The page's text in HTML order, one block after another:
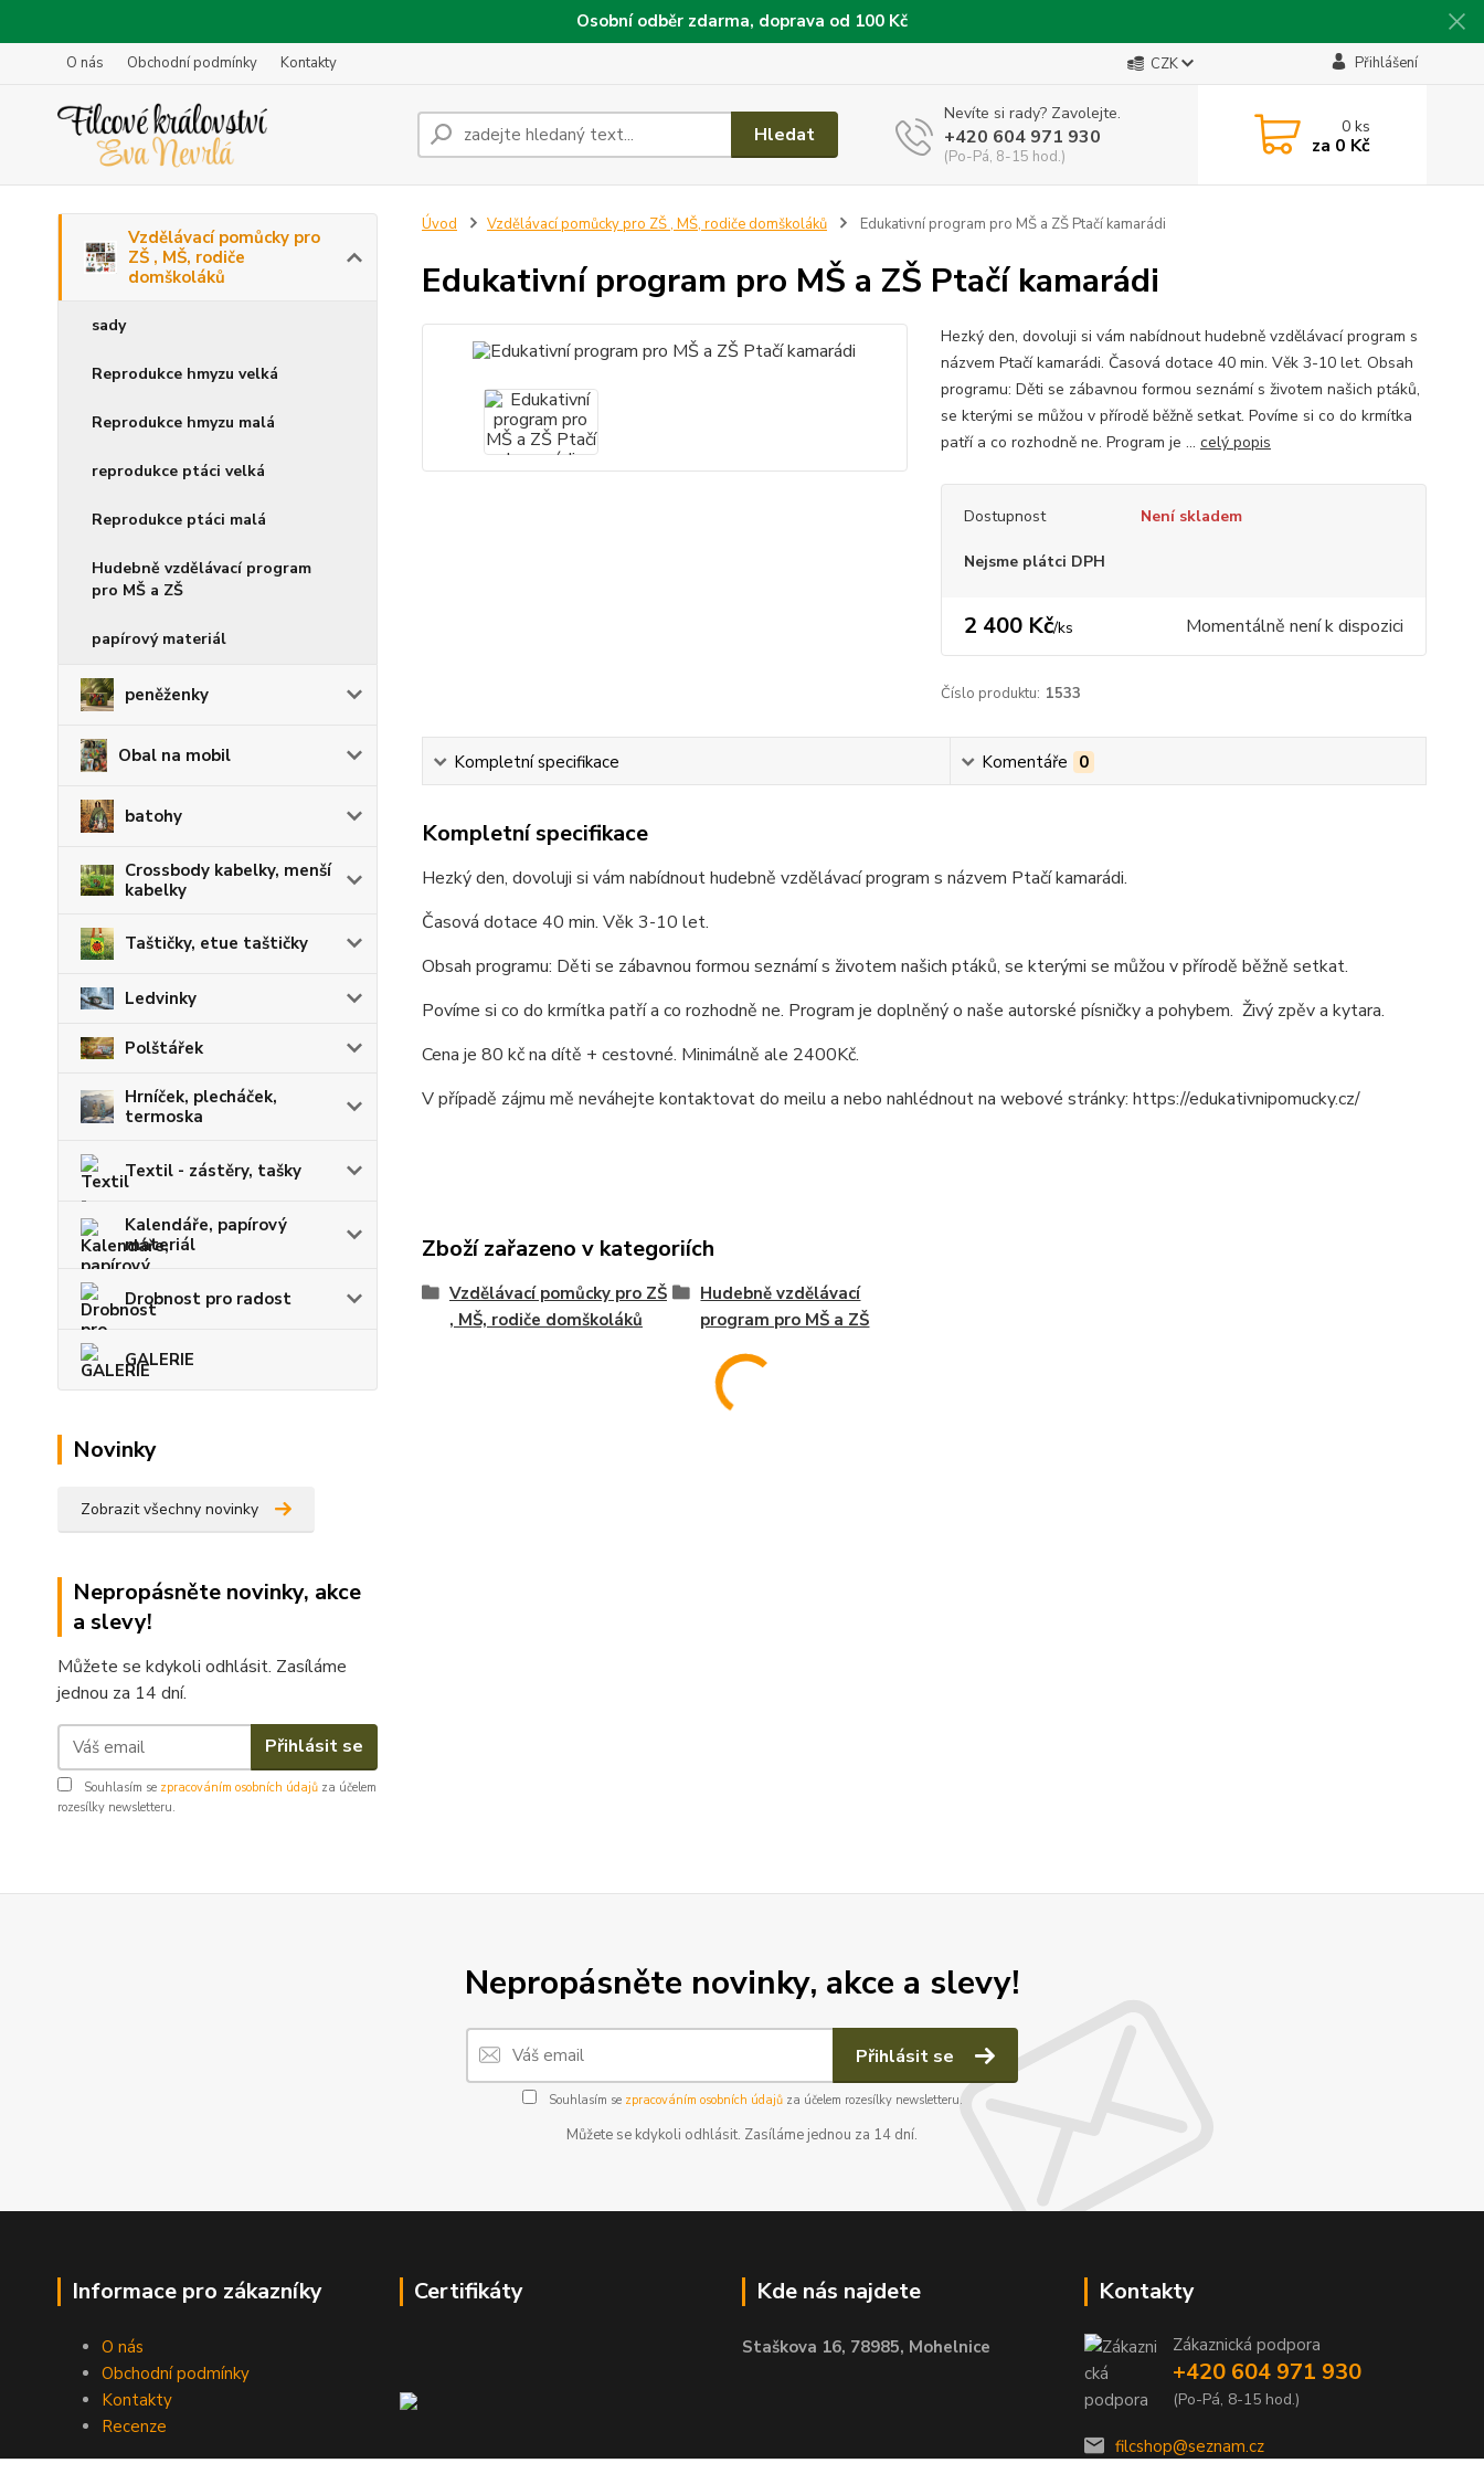
Osobní odběr zdarma, doprava od 100 Kč
O nás Obchodní podmínky Kontakty CZK Přihlášení
Hledat
Nevíte si rady? Zavolejte.
+420 604 971 930
(Po-Pá, 8-15 hod.)
0ks
za 0 Kč
Vzdělávací pomůcky pro
ZŠ , MŠ, rodiče
domškoláků
sady
Reprodukce hmyzu velká
Reprodukce hmyzu malá
reprodukce ptáci velká
Reprodukce ptáci malá
Hudebně vzdělávací program
pro MŠ a ZŠ
papírový materiál
peněženky
Obal na mobil
batohy
Crossbody kabelky, menší
kabelky
Taštičky, etue taštičky
Ledvinky
Polštářek
Hrníček, plecháček,
termoska
Textil - zástěry, tašky
Kalendáře, papírový
materiál
Drobnost pro radost
GALERIE
Novinky
Zobrazit všechny novinky
Nepropásněte novinky, akce
a slevy!
Můžete se kdykoli odhlásit. Zasíláme
jednou za 14 dní.
Přihlásit se
Souhlasím se zpracováním osobních údajů za účelem
rozesílky newsletteru.
Úvod Vzdělávací pomůcky pro ZŠ , MŠ, rodiče domškoláků Edukativní program pro MŠ a ZŠ Ptačí kamarádi
Edukativní program pro MŠ a ZŠ Ptačí kamarádi
Hezký den, dovoluji si vám nabídnout hudebně vzdělávací program s
názvem Ptačí kamarádi. Časová dotace 40 min. Věk 3-10 let. Obsah
programu: Děti se zábavnou formou seznámí s životem našich ptáků,
se kterými se můžou v přírodě běžně setkat. Povíme si co do krmítka
patří a co rozhodně ne. Program je ... celý popis
Dostupnost Není skladem
Nejsme plátci DPH
2 400 Kč/ks Momentálně není k dispozici
Číslo produktu: 1533
Kompletní specifikace Komentáře 0
Kompletní specifikace
Hezký den, dovoluji si vám nabídnout hudebně vzdělávací program s názvem Ptačí kamarádi.
Časová dotace 40 min. Věk 3-10 let.
Obsah programu: Děti se zábavnou formou seznámí s životem našich ptáků, se kterými se můžou v přírodě běžně setkat.
Povíme si co do krmítka patří a co rozhodně ne. Program je doplněný o naše autorské písničky a pohybem. Živý zpěv a kytara.
Cena je 80 kč na dítě + cestovné. Minimálně ale 2400Kč.
V případě zájmu mě neváhejte kontaktovat do meilu a nebo nahlédnout na webové stránky: https://edukativnipomucky.cz/
Zboží zařazeno v kategoriích
Vzdělávací pomůcky pro ZŠ
, MŠ, rodiče domškoláků
Hudebně vzdělávací
program pro MŠ a ZŠ
Nepropásněte novinky, akce a slevy!
Přihlásit se
Souhlasím se zpracováním osobních údajůza účelem rozesílky newsletteru.
Můžete se kdykoli odhlásit. Zasíláme jednou za 14 dní.
Informace pro zákazníky
O nás
Obchodní podmínky
Kontakty
Recenze
Certifikáty Kde nás najdete
Staškova 16, 78985, Mohelnice
Kontakty
Zákaznická podpora
+420 604 971 930
(Po-Pá, 8-15 hod.)
filcshop@seznam.cz